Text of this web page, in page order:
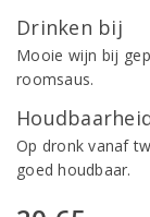
Drinken bij
Mooie wijn bij
roomsaus.
Op dronk vanaf
goed houdbaar.